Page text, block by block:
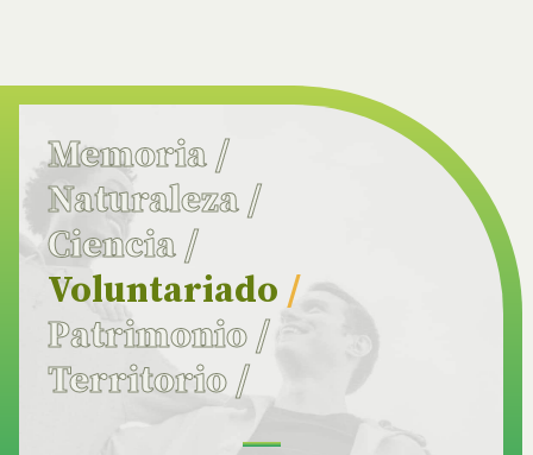
Memoria /
Naturaleza /
Ciencia /
Voluntariado /
Patrimonio /
Territorio/